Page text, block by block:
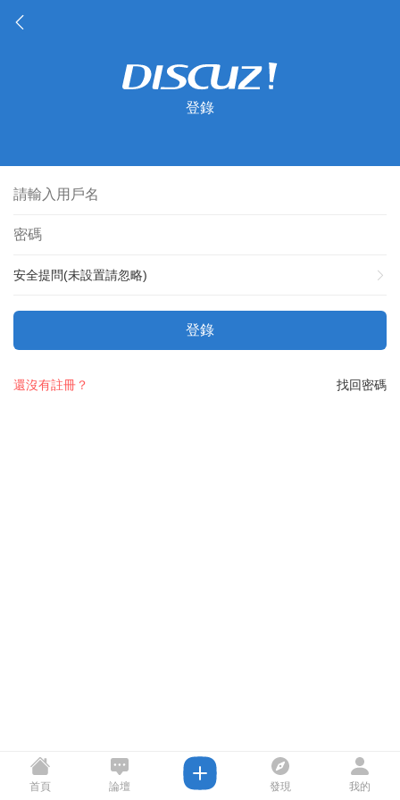
登錄
安全提問(未設置請忽略)
登錄
找回密碼
還沒有註冊？
首頁 論壇 發現 我的